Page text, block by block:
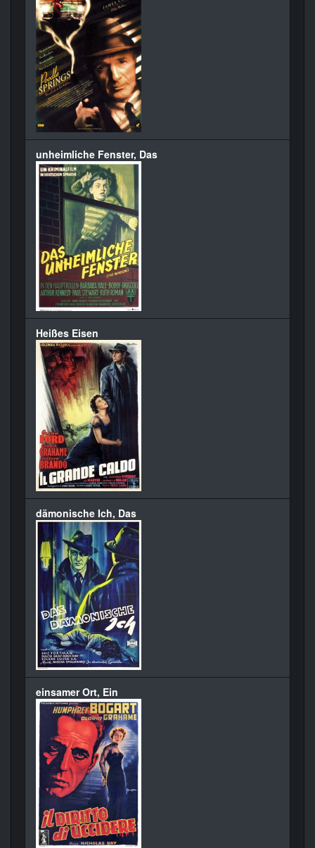
unheimliche Fenster, Das
Heißes Eisen
dämonische Ich, Das
einsamer Ort, Ein